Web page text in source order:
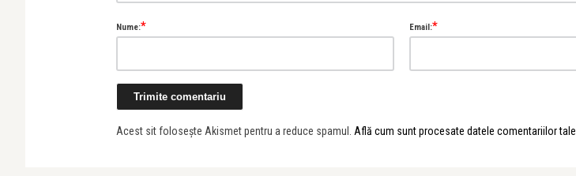
Nume:* Email:*
Acest sit folosește Akismet pentru a reduce spamul. Află cum sunt procesate datele comentariilor tale